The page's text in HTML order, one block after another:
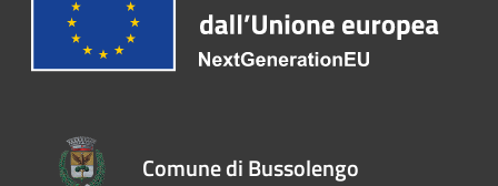
Comune di Bussolengo